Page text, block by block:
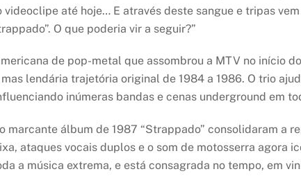
até hoje… E através deste sangue e tripas
O que poderia vir a seguir?”
de pop-metal que assombrou a MTV no início
lendária trajetória original de 1984 a 1986. O trio
inúmeras bandas e cenas underground em
marcante álbum de 1987 “Strappado” consolidaram a
ataques vocais duplos e o som de motosserra agora
a música extrema, e está consagrada no tempo, em